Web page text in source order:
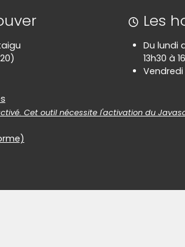
Les
Du lundi
13h30 à
Vendredi
Cet outil nécessite l'activation du